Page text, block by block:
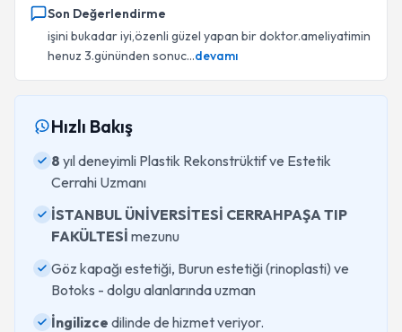
Son Değerlendirme
işini bukadar iyi,özenli güzel yapan bir doktor.ameliyatimin
henuz 3.gününden sonuc...devamı
Hızlı Bakış
8 yıl deneyimli Plastik Rekonstrüktif ve Estetik
Cerrahi Uzmanı
İSTANBUL ÜNİVERSİTESİ CERRAHPAŞA TIP
FAKÜLTESİ mezunu
Göz kapağı estetiği, Burun estetiği (rinoplasti) ve
Botoks - dolgu alanlarında uzman
İngilizce dilinde de hizmet veriyor.